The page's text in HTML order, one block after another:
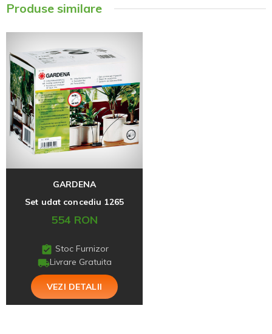
Produse similare
GARDENA
Set udat concediu 1265
554 RON
Stoc Furnizor
Livrare Gratuita
VEZI DETALII